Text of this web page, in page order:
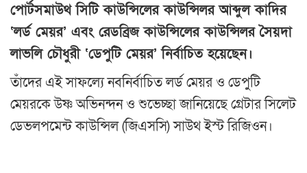
পোর্টসমাউথ সিটি কাউন্সিলের কাউন্সিলর আব্দুল কাদির
‘লর্ড মেয়র’ এবং রেডব্রিজ কাউন্সিলের কাউন্সিলর সৈয়দা
লাভলি চৌধুরী ‘ডেপুটি মেয়র’ নির্বাচিত হয়েছেন।
তাঁদের এই সাফল্যে নবনির্বাচিত লর্ড মেয়র ও ডেপুটি
মেয়রকে উষ্ণ অভিনন্দন ও শুভেচ্ছা জানিয়েছে গ্রেটার সিলেট
ডেভলপমেন্ট কাউন্সিল (জিএসসি) সাউথ ইস্ট রিজিওন।